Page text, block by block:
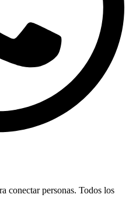
conectar personas. Todos los